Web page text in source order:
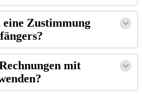
eine Zustimmung
mit